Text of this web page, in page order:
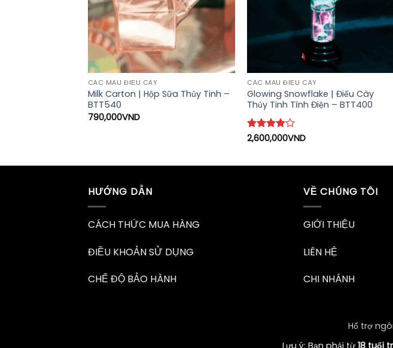
CÁC MẪU ĐIẾU CÀY
Milk Carton | Hộp Sữa Thủy Tinh –
BTT540
790,000VND
CÁC MẪU ĐIẾU CÀY
Glowing Snowflake | Điếu Cày
Thủy Tinh Tĩnh Điện – BTT400
Được
2,600,000VND
HƯỚNG DẪN
CÁCH THỨC MUA HÀNG
ĐIỀU KHOẢN SỬ DỤNG
CHẾ ĐỘ BẢO HÀNH
VỀ CHÚNG TÔI
GIỚI THIỆU
LIÊN HỆ
CHI NHÁNH
Hổ trợ